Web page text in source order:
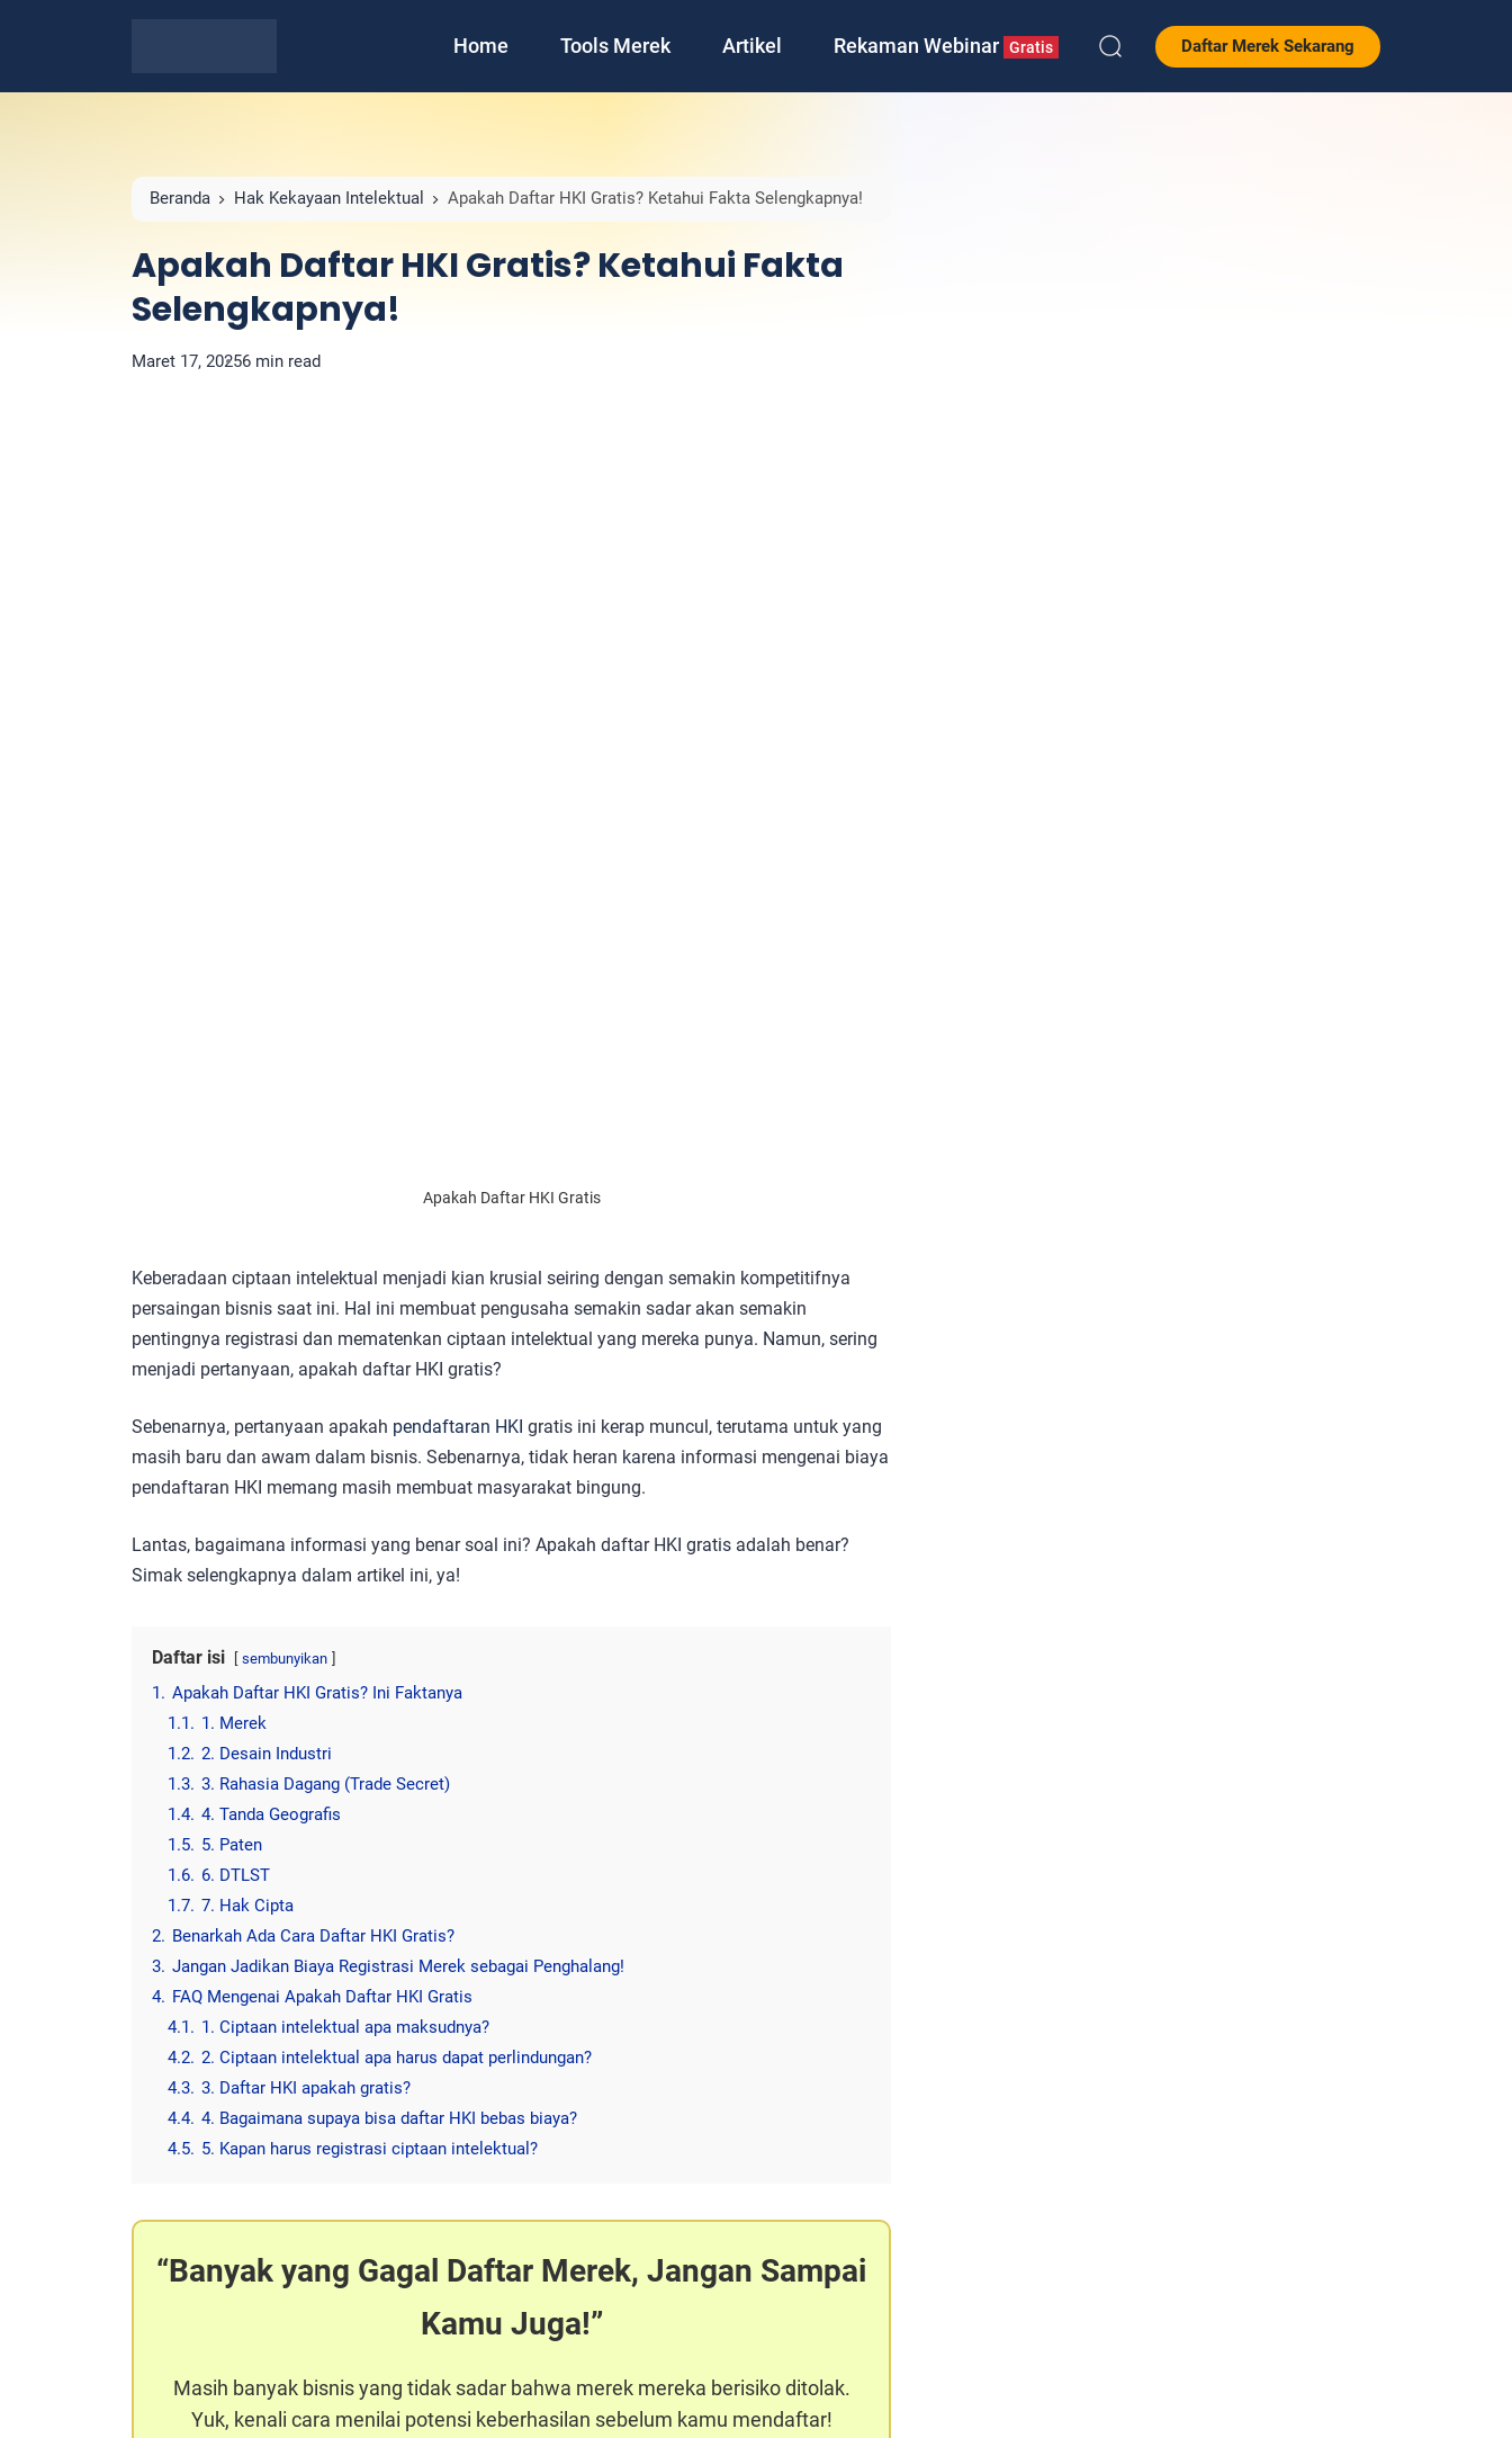
Home Tools Merek Artikel Rekaman Webinar Gratis Daftar Merek Sekarang
Beranda Hak Kekayaan Intelektual Apakah Daftar HKI Gratis? Ketahui Fakta Selengkapnya!
Apakah Daftar HKI Gratis? Ketahui Fakta
Selengkapnya!
Maret 17, 20256 min read
Apakah Daftar HKI Gratis
Keberadaan ciptaan intelektual menjadi kian krusial seiring dengan semakin kompetitifnya
persaingan bisnis saat ini. Hal ini membuat pengusaha semakin sadar akan semakin
pentingnya registrasi dan mematenkan ciptaan intelektual yang mereka punya. Namun, sering
menjadi pertanyaan, apakah daftar HKI gratis?
Sebenarnya, pertanyaan apakah pendaftaran HKI gratis ini kerap muncul, terutama untuk yang
masih baru dan awam dalam bisnis. Sebenarnya, tidak heran karena informasi mengenai biaya
pendaftaran HKI memang masih membuat masyarakat bingung.
Lantas, bagaimana informasi yang benar soal ini? Apakah daftar HKI gratis adalah benar?
Simak selengkapnya dalam artikel ini, ya!
Daftar isi sembunyikan
1. Apakah Daftar HKI Gratis? Ini Faktanya
1.1. 1. Merek
1.2. 2. Desain Industri
1.3. 3. Rahasia Dagang (Trade Secret)
1.4. 4. Tanda Geografis
1.5. 5. Paten
1.6. 6. DTLST
1.7. 7. Hak Cipta
2. Benarkah Ada Cara Daftar HKI Gratis?
3. Jangan Jadikan Biaya Registrasi Merek sebagai Penghalang!
4. FAQ Mengenai Apakah Daftar HKI Gratis
4.1. 1. Ciptaan intelektual apa maksudnya?
4.2. 2. Ciptaan intelektual apa harus dapat perlindungan?
4.3. 3. Daftar HKI apakah gratis?
4.4. 4. Bagaimana supaya bisa daftar HKI bebas biaya?
4.5. 5. Kapan harus registrasi ciptaan intelektual?
Banyak yang Gagal Daftar Merek, Jangan Sampai
Kamu Juga!
Masih banyak bisnis yang tidak sadar bahwa merek mereka berisiko ditolak.
Yuk, kenali cara menilai potensi keberhasilan sebelum kamu mendaftar!